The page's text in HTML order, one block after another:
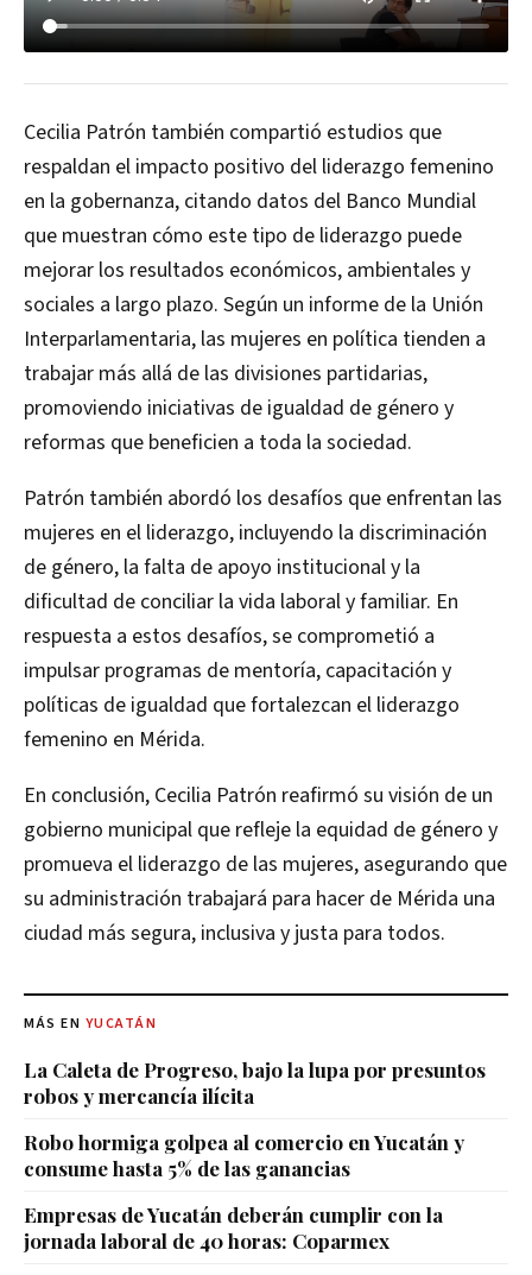
Cecilia Patrón también compartió estudios que
respaldan el impacto positivo del liderazgo femenino
en la gobernanza, citando datos del Banco Mundial
que muestran cómo este tipo de liderazgo puede
mejorar los resultados económicos, ambientales y
sociales a largo plazo. Según un informe de la Unión
Interparlamentaria, las mujeres en política tienden a
trabajar más allá de las divisiones partidarias,
promoviendo iniciativas de igualdad de género y
reformas que beneficien a toda la sociedad.
Patrón también abordó los desafíos que enfrentan las
mujeres en el liderazgo, incluyendo la discriminación
de género, la falta de apoyo institucional y la
dificultad de conciliar la vida laboral y familiar. En
respuesta a estos desafíos, se comprometió a
impulsar programas de mentoría, capacitación y
políticas de igualdad que fortalezcan el liderazgo
femenino en Mérida.
En conclusión, Cecilia Patrón reafirmó su visión de un
gobierno municipal que refleje la equidad de género y
promueva el liderazgo de las mujeres, asegurando que
su administración trabajará para hacer de Mérida una
ciudad más segura, inclusiva y justa para todos.
MÁS EN YUCATÁN
La Caleta de Progreso, bajo la lupa por presuntos
robos y mercancía ilícita
Robo hormiga golpea al comercio en Yucatán y
consume hasta 5% de las ganancias
Empresas de Yucatán deberán cumplir con la
jornada laboral de 40 horas: Coparmex